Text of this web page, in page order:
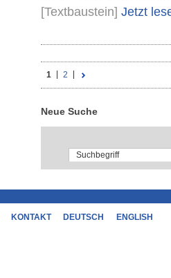
[Textbaustein] Jetzt
1 2
Neue Suche
KONTAKT DEUTSCH ENGLISH